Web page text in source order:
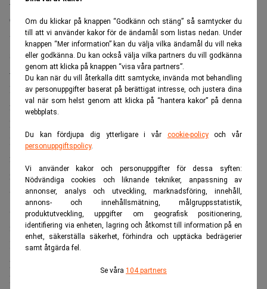
Om du klickar på knappen “Godkänn och stäng” så samtycker du
till att vi använder kakor för de ändamål som listas nedan. Under
knappen “Mer information” kan du välja vilka ändamål du vill neka
eller godkänna. Du kan också välja vilka partners du vill godkänna
genom att klicka på knappen “visa våra partners”.
Du kan när du vill återkalla ditt samtycke, invända mot behandling
av personuppgifter baserat på berättigat intresse, och justera dina
val när som helst genom att klicka på “hantera kakor” på denna
webbplats.
Du kan fördjupa dig ytterligare i vår cookie-policyoch vår
personuppgiftspolicy.
Vi använder kakor och personuppgifter för dessa syften:
Nödvändiga cookies och liknande tekniker, anpassning av
annonser, analys och utveckling, marknadsföring, innehåll,
annons- och innehållsmätning, målgruppsstatistik,
produktutveckling, uppgifter om geografisk positionering,
identifiering via enheten, lagring och åtkomst till information på en
enhet, säkerställa säkerhet, förhindra och upptäcka bedrägerier
samt åtgärda fel.
Se våra 104 partners
Chinova genom asiatiska investerare. Vi kommer att bli
utspädda i motsvarande grad, säger Björn Wahlgren,
styrelseordförande.
– Men vi blir delägare i ett bolag som kommer att bli
lönsamt. Vi har direkta transaktionsintäkter. Under det
första året kommer vi att vara servicebyrå, sedan har vi
Kina exporterade för motsvarande 8.400 miljarder kronor i
fjol enligt statistik från kinesiska tullen. Importen var
nästan lika stor, 7.000 miljarder kronor. Handeln med
utlandet sjönk under 2009.
Sverige exporterar för omkring 1.200 miljarder kronor och
importerar lite mindre.
Kina är en jättemarknad, men kineserna köper bara ett par
procent av alla konsumentprodukter över internet.
Här ser Paynova en enorm möjlighet till tillväxt för